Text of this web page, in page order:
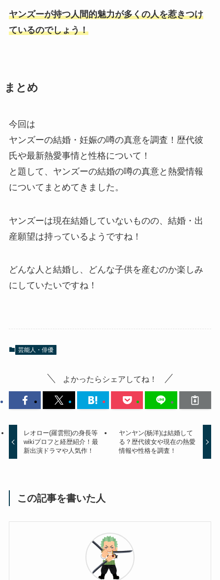
ヤンズーが持つ人間的魅力が多くの人を惹きつけ
ているのでしょう！
まとめ
今回は
ヤンズーの結婚・妊娠の噂の真意を調査！歴代彼
氏や最新熱愛事情と性格について！
と題して、ヤンズーの結婚の噂の真意と熱愛情報
についてまとめてきました。
ヤンズーは現在結婚していないものの、結婚・出
産願望は持っているようですね！
どんな人と結婚し、どんな子供を産むのか楽しみ
にしていたいですね！
芸能人・俳優
よかったらシェアしてね！
レオロー(羅雲熙)の身長等
wikiプロフと経歴紹介！最
新出演ドラマや人気作！
ヤンヤン(杨洋)は結婚して
る？歴代彼女や現在の熱愛
情報や性格を調査！
この記事を書いた人